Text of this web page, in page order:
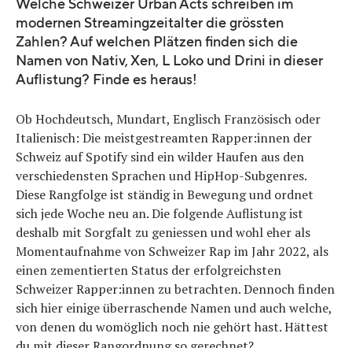
Welche Schweizer Urban Acts schreiben im
modernen Streamingzeitalter die grössten
Zahlen? Auf welchen Plätzen finden sich die
Namen von Nativ, Xen, L Loko und Drini in dieser
Auflistung? Finde es heraus!
Ob Hochdeutsch, Mundart, Englisch Französisch oder
Italienisch: Die meistgestreamten Rapper:innen der
Schweiz auf Spotify sind ein wilder Haufen aus den
verschiedensten Sprachen und HipHop-Subgenres.
Diese Rangfolge ist ständig in Bewegung und ordnet
sich jede Woche neu an. Die folgende Auflistung ist
deshalb mit Sorgfalt zu geniessen und wohl eher als
Momentaufnahme von Schweizer Rap im Jahr 2022, als
einen zementierten Status der erfolgreichsten
Schweizer Rapper:innen zu betrachten. Dennoch finden
sich hier einige überraschende Namen und auch welche,
von denen du womöglich noch nie gehört hast. Hättest